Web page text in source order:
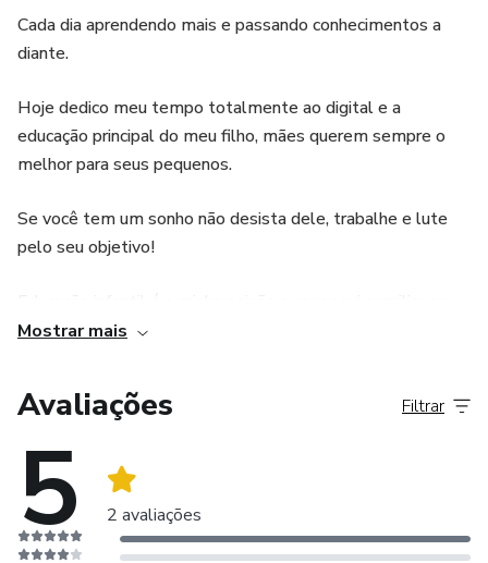
Cada dia aprendendo mais e passando conhecimentos a
diante.
Hoje dedico meu tempo totalmente ao digital e a
educação principal do meu filho, mães querem sempre o
melhor para seus pequenos.
Se você tem um sonho não desista dele, trabalhe e lute
pelo seu objetivo!
dois, materiais digitais estão facilitando demais no dia a dia.
Mostrar mais
Avaliações
5 2 avaliações
Filtrar